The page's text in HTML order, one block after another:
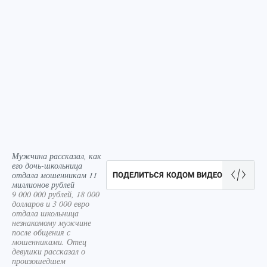
Мужчина рассказал, как
его дочь-школьница
отдала мошенникам 11
миллионов рублей
9 000 000 рублей, 18 000
долларов и 3 000 евро
отдала школьница
незнакомому мужчине
после общения с
мошенниками. Отец
девушки рассказал о
произошедшем
ПОДЕЛИТЬСЯ КОДОМ ВИДЕО